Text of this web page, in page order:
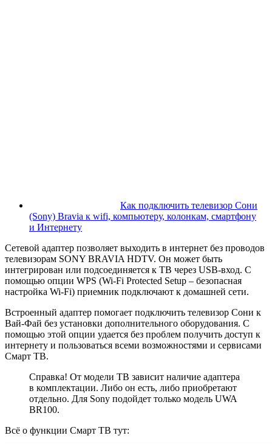
Как подключить телевизор Сони
(Sony) Bravia к wifi, компьютеру, колонкам, смартфону
и Интернету
Сетевой адаптер позволяет выходить в интернет без проводов
телевизорам SONY BRAVIA HDTV. Он может быть
интегрирован или подсоединяется к ТВ через USB-вход. С
помощью опции WPS (Wi-Fi Protected Setup – безопасная
настройка Wi-Fi) приемник подключают к домашней сети.
Встроенный адаптер помогает подключить телевизор Сони к
Вай-Фай без установки дополнительного оборудования. С
помощью этой опции удается без проблем получить доступ к
интернету и пользоваться всеми возможностями и сервисами
Смарт ТВ.
Справка! От модели ТВ зависит наличие адаптера
в комплектации. Либо он есть, либо приобретают
отдельно. Для Sony подойдет только модель UWA
BR100.
Всё о функции Смарт ТВ тут: